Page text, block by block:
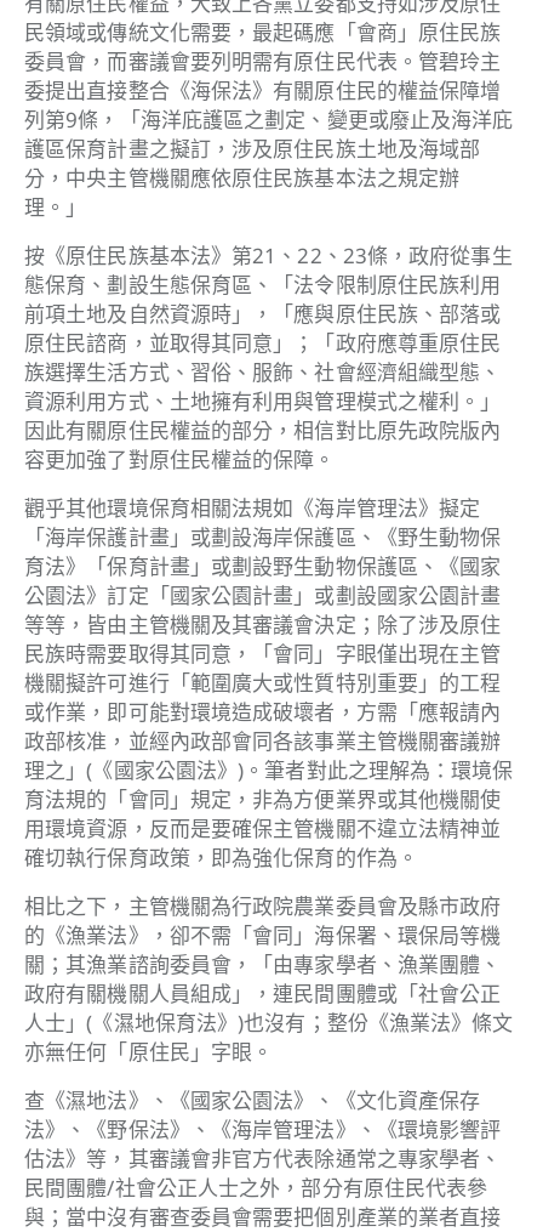
民領域或傳統文化需要，最起碼應「會商」原住民族
委員會，而審議會要列明需有原住民代表。管碧玲主
委提出直接整合《海保法》有關原住民的權益保障增
列第9條，「海洋庇護區之劃定、變更或廢止及海洋庇
護區保育計畫之擬訂，涉及原住民族土地及海域部
分，中央主管機關應依原住民族基本法之規定辦
理。」
按《原住民族基本法》第21、22、23條，政府從事生
態保育、劃設生態保育區、「法令限制原住民族利用
前項土地及自然資源時」，「應與原住民族、部落或
原住民諮商，並取得其同意」；「政府應尊重原住民
族選擇生活方式、習俗、服飾、社會經濟組織型態、
資源利用方式、土地擁有利用與管理模式之權利。」
因此有關原住民權益的部分，相信對比原先政院版內
容更加強了對原住民權益的保障。
觀乎其他環境保育相關法規如《海岸管理法》擬定
「海岸保護計畫」或劃設海岸保護區、《野生動物保
育法》「保育計畫」或劃設野生動物保護區、《國家
公園法》訂定「國家公園計畫」或劃設國家公園計畫
等等，皆由主管機關及其審議會決定；除了涉及原住
民族時需要取得其同意，「會同」字眼僅出現在主管
機關擬許可進行「範圍廣大或性質特別重要」的工程
或作業，即可能對環境造成破壞者，方需「應報請內
政部核准，並經內政部會同各該事業主管機關審議辦
理之」(《國家公園法》)。筆者對此之理解為：環境保
育法規的「會同」規定，非為方便業界或其他機關使
用環境資源，反而是要確保主管機關不違立法精神並
確切執行保育政策，即為強化保育的作為。
相比之下，主管機關為行政院農業委員會及縣市政府
的《漁業法》，卻不需「會同」海保署、環保局等機
關；其漁業諮詢委員會，「由專家學者、漁業團體、
政府有關機關人員組成」，連民間團體或「社會公正
人士」(《濕地保育法》)也沒有；整份《漁業法》條文
亦無任何「原住民」字眼。
查《濕地法》、《國家公園法》、《文化資產保存
法》、《野保法》、《海岸管理法》、《環境影響評
估法》等，其審議會非官方代表除通常之專家學者、
民間團體/社會公正人士之外，部分有原住民代表參
與；當中沒有審查委員會需要把個別產業的業者直接